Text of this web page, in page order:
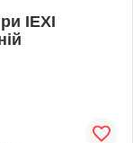
IEXI